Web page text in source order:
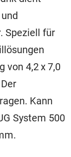
Speziell für
von 4,2 x 7,0
Kann
System 500